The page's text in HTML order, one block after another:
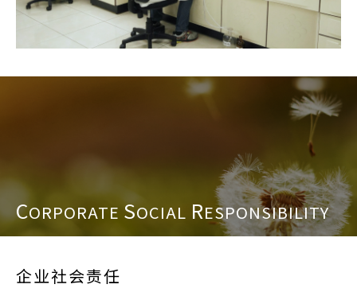
CORPORATE SOCIAL RESPONSIBILITY
企业社会责任